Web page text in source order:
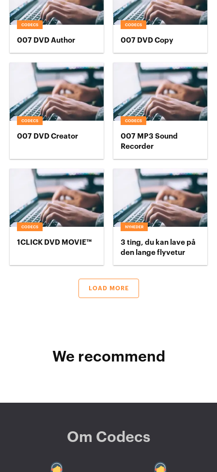
CODECS
007 DVD Author
CODECS
007 DVD Copy
CODECS
007 DVD Creator
CODECS
007 MP3 Sound
Recorder
CODECS
1CLICK DVD MOVIE™
NYHEDER
3 ting, du kan lave på
den lange flyvetur
LOAD MORE
We recommend
Om Codecs